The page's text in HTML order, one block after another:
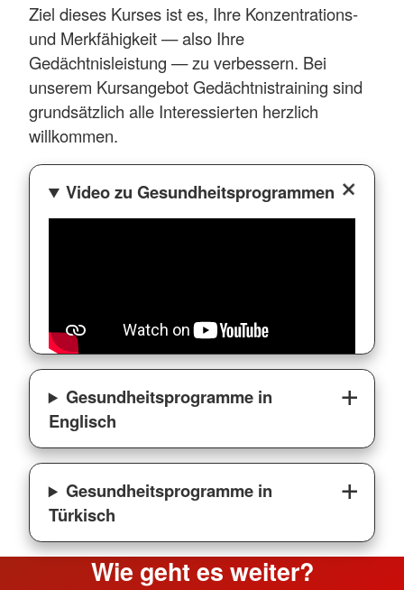
Ziel dieses Kurses ist es, Ihre Konzentrations-
und Merkfähigkeit — also Ihre
Gedächtnisleistung — zu verbessern. Bei
unserem Kursangebot Gedächtnistraining sind
grundsätzlich alle Interessierten herzlich
willkommen.
Video zu Gesundheitsprogrammen
Gesundheitsprogramme in
Englisch
Gesundheitsprogramme in
Türkisch
Wie geht es weiter?